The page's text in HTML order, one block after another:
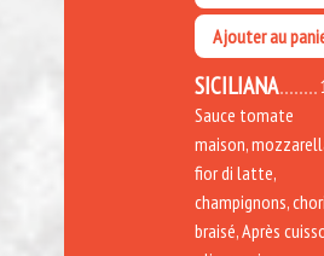
Ajouter au
SICILIANA
Sauce tomate
maison,
fior di latte,
champignons,
braisé, Après